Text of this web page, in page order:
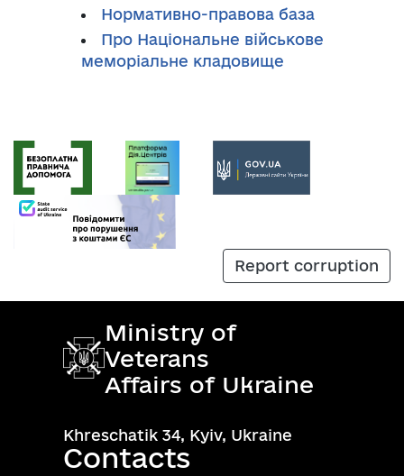
Нормативно-правова база
Про Національне військове
меморіальне кладовище
Report corruption
Ministry of
Veterans
Affairs of Ukraine
Khreschatik 34, Kyiv, Ukraine
Contacts